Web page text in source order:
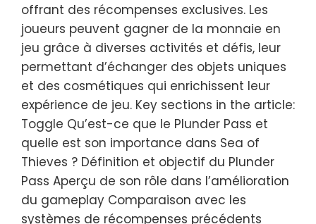
offrant des récompenses exclusives. Les
joueurs peuvent gagner de la monnaie en
jeu grâce à diverses activités et défis, leur
permettant d’échanger des objets uniques
et des cosmétiques qui enrichissent leur
expérience de jeu. Key sections in the article:
Toggle Qu’est-ce que le Plunder Pass et
quelle est son importance dans Sea of
Thieves ? Définition et objectif du Plunder
Pass Aperçu de son rôle dans l’amélioration
du gameplay Comparaison avec les
systèmes de récompenses précédents